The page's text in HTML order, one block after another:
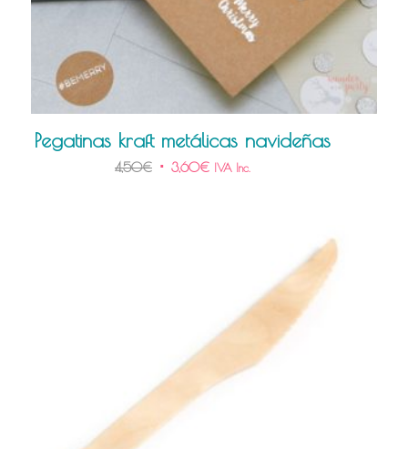
Pegatinas kraft metálicas navideñas
4,50€ 3,60€ IVA Inc.